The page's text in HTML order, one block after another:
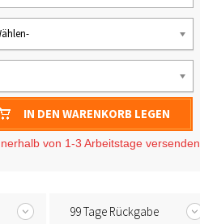
IN DEN WARENKORB LEGEN
von 1-3 Arbeitstage versenden
99 Tage Rückgabe